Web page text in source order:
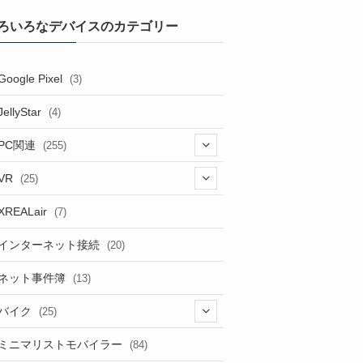
いろなデバイスのカテゴリー
Pixel (3)
(4)
関連 (255)
(9)
(1)
(2)
(25)
(18)
(13)
(7)
ンターネット接続 (20)
ット事件簿 (13)
イク (25)
(8)
ニマリストモバイラー (84)